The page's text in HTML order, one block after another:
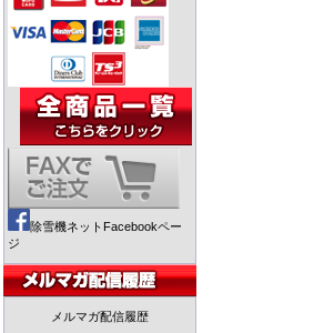
除雪機ネットFacebookペー
ジ
メルマガ配信履歴